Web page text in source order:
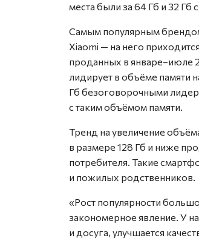
места были за 64 Гб и 32 Гб
Самым популярным
Xiaomi — на него
проданных в январе–июле
лидирует в объёме памяти
Гб безоговорочными
с таким объёмом памяти.
Тренд на увеличение
в размере 128 Гб и ниже
потребителя. Такие
и пожилых родственников.
«Рост популярности
закономерное явление. У
и досуга, улучшается